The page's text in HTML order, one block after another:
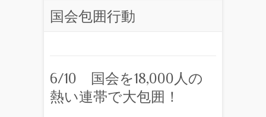
国会包囲行動
6/10 国会を18,000人の
熱い連帯で大包囲！